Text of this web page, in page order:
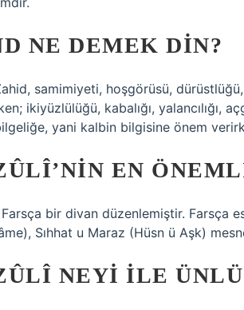
NE DEMEK DIN?
samimiyeti, hoşgörüsü, dürüstlüğü,
ikiyüzlülüğü, kabalığı,
yani kalbin bilgisine önem
EN
bir divan düzenlemiştir. Farsça
Sıhhat u Maraz (Hüsn ü Aşk)
NEYI ILE